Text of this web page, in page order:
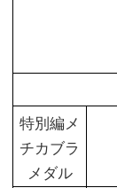
特別編メ
チカブラ
メダル